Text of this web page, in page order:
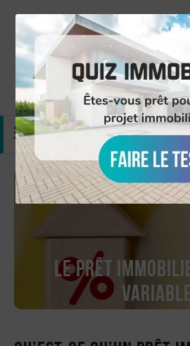
Simulation gratuite
MENU
Le prêt